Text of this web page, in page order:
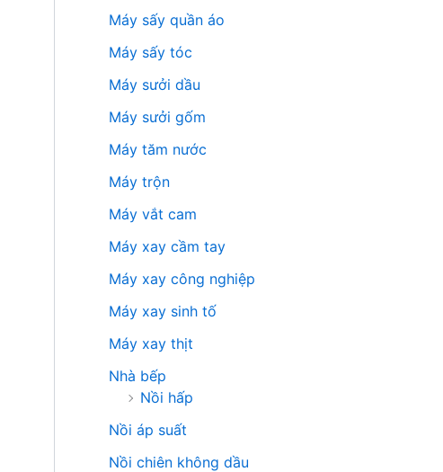
Máy sấy quần áo
Máy sấy tóc
Máy sưởi dầu
Máy sưởi gốm
Máy tăm nước
Máy trộn
Máy vắt cam
Máy xay cầm tay
Máy xay công nghiệp
Máy xay sinh tố
Máy xay thịt
Nhà bếp
Nồi hấp
Nồi áp suất
Nồi chiên không dầu